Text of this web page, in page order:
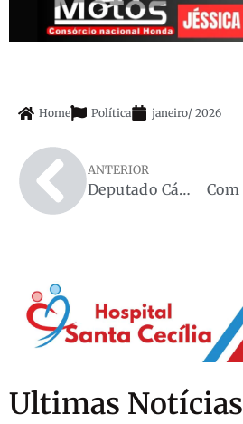
Home Política janeiro/ 2026
ANTERIOR
Deputado Cássio Gois participa da entrega de mais de R$ 60 mil em equipamentos à ABIC e fortalece atendimento aos idosos de Cacoal
Ultimas Notícias